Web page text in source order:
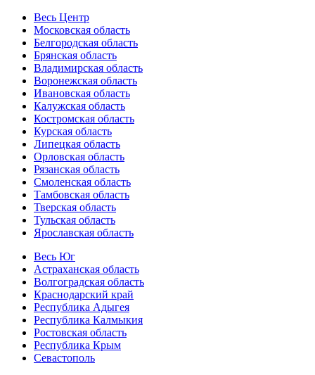
Весь Центр
Московская область
Белгородская область
Брянская область
Владимирская область
Воронежская область
Ивановская область
Калужская область
Костромская область
Курская область
Липецкая область
Орловская область
Рязанская область
Смоленская область
Тамбовская область
Тверская область
Тульская область
Ярославская область
Весь Юг
Астраханская область
Волгоградская область
Краснодарский край
Республика Адыгея
Республика Калмыкия
Ростовская область
Республика Крым
Севастополь